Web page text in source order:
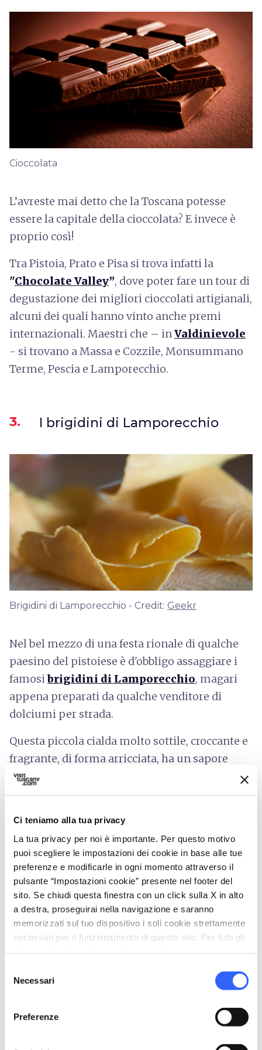
Ci teniamo alla tua privacy
La tua privacy per noi è importante. Per questo motivo
puoi scegliere le impostazioni dei cookie in base alle tue
preferenze e modificarle in ogni momento attraverso il
pulsante “Impostazioni cookie” presente nel footer del
sito. Se chiudi questa finestra con un click sulla X in alto
a destra, proseguirai nella navigazione e saranno
memorizzati sul tuo dispositivo i soli cookie strettamente
necessari per il funzionamento di questo sito. Per tutti gli
delNecessari
Preferenze
Cioccolata
L’avreste mai detto che la Toscana potesse
essere la capitale della cioccolata? E invece è
proprio così!
Tra Pistoia, Prato e Pisa si trova infatti la
"Chocolate Valley”, dove poter fare un tour di
degustazione dei migliori cioccolati artigianali,
alcuni dei quali hanno vinto anche premi
internazionali. Maestri che – inValdinievole
- si trovano a Massa e Cozzile, Monsummano
Terme, Pescia e Lamporecchio.
3. I brigidini di Lamporecchio
Brigidini di Lamporecchio - Credit: Geekr
Nel bel mezzo di una festa rionale di qualche
paesino del pistoiese è d'obbligo assaggiare i
famosibrigidini di Lamporecchio, magari
appena preparati da qualche venditore di
dolciumi per strada.
Questa piccola cialda molto sottile, croccante e
fragrante, di forma arricciata, ha un sapore
intenso, dato dal retrogusto di anice. Una cialda
fatta di uova, zucchero e farina, definita come
Pellegrino Artusi. "Trastullarsi", in toscano,
vuol dire giocherellare: il brigidino infatti è uno
di quei dolci che si può gustare anche
passeggiando, mentre si fanno due chiacchiere
con gli amici o la famiglia, godendo
dell’atmosfera festosa del paese.
Dolci produzioni che possono essere anche un
cartolina della Valdinievole, un assaggio per
ricordarsi di tornare e stuzzicare la memoria
del palato. Viaggiare è anche questo.